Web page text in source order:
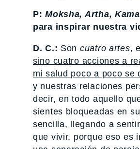
P:Moksha, Artha,
para inspirar nuestra
D. C.: Son cuatro artes,
sino cuatro acciones a
mi salud poco a poco se
y nuestras relaciones
decir, en todo aquello
sientes bloqueadas en
sencilla, llegando a
que vivir, porque eso es